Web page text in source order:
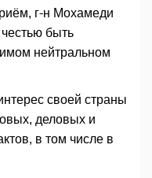
г-н Мохамеди
быть
нейтральном
своей страны
деловых и
в том числе в